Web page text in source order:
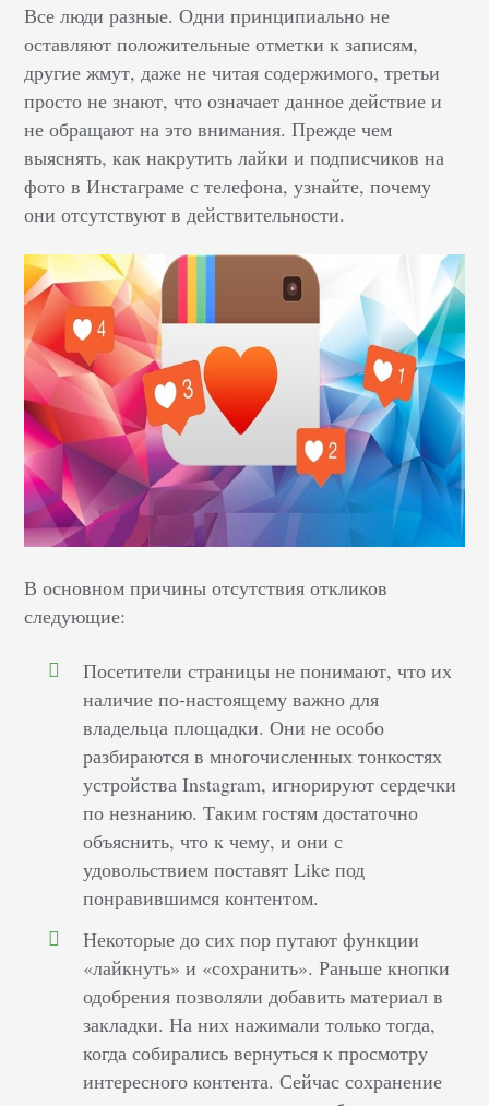
Все люди разные. Одни принципиально не
оставляют положительные отметки к записям,
другие жмут, даже не читая содержимого, третьи
просто не знают, что означает данное действие и
не обращают на это внимания. Прежде чем
выяснять, как накрутить лайки и подписчиков на
фото в Инстаграме с телефона, узнайте, почему
они отсутствуют в действительности.
В основном причины отсутствия откликов
следующие:
Посетители страницы не понимают, что их
наличие по-настоящему важно для
владельца площадки. Они не особо
разбираются в многочисленных тонкостях
устройства Instagram, игнорируют сердечки
по незнанию. Таким гостям достаточно
объяснить, что к чему, и они с
удовольствием поставят Like под
понравившимся контентом.
Некоторые до сих пор путают функции
«лайкнуть» и «сохранить». Раньше кнопки
одобрения позволяли добавить материал в
закладки. На них нажимали только тогда,
когда собирались вернуться к просмотру
интересного контента. Сейчас сохранение